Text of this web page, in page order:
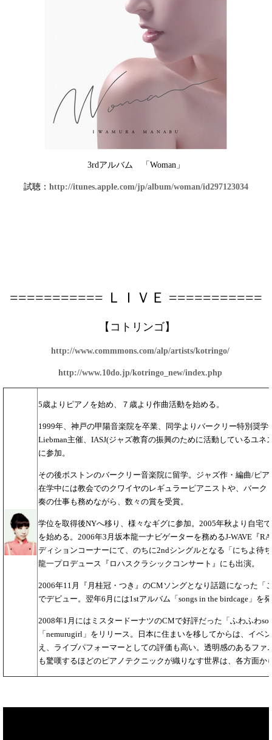
3rdアルバム 「Woman」
試聴： http://itunes.apple.com/jp/album/woman/id297123034
=========== ＬＩＶＥ ===========
【コトリンゴ】
http://www.commmons.com/alp/artists/kotringo/
http://www.10do.jp/kotringo_new/index.php
5歳よりピアノを始め、７歳より作曲活動を始める。
1999年、神戸の甲陽音楽院を卒業、同学よりバークリー特別奨学
Liebman主催、IASJ(ジャズ教育の振興のために活動しているユネ
に参加。
その後ボストンのバークリー音楽院に留学。ジャズ作・編曲/ピ
在学中には教会でのクワイヤのレギュラーピアニストや、バーク
奏の仕事も務めながら、数々の賞を受賞。
学位を取得後NYへ移り、様々なギグに参加。2005年秋より自宅
を始める。2006年3月坂本龍一ナビゲーターを務めるJ-WAVE『
ディションコーナーにて、のちに2ndシングルとなる「にちよ待
龍一プロデュース『ロハスクラシックコンサート』にも出演。
2006年11月『月桂冠・つき』のCMソングとなり話題になった
でデビュー。翌年6月には1stアルバム「songs in the birdcage」を
2008年1月にはミスタードーナツのCMで好評だった「ふわふわ
「nemurugirl」をリリース。日本に住まいを移してからは、イベ
え、ライブパフォーマーとしての評価も高い。透明感のあるファ
も驚嘆するほどのピアノテクニックが織りなす世界は、各方面か